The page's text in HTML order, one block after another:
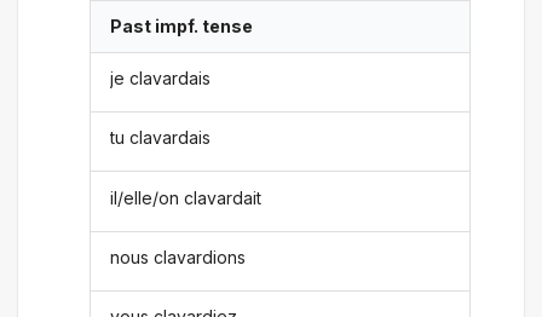
Past impf. tense
je clavardais
tu clavardais
il/elle/on clavardait
nous clavardions